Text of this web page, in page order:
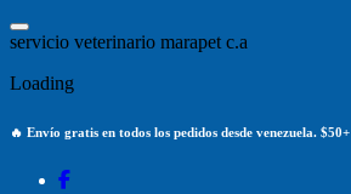
Saltar
al
servicio veterinario marapet c.a
Loading
🔥 Envío gratis en todos los pedidos desde venezuela. $50+